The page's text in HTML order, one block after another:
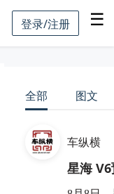
登录/注册 ☰
全部 图文
车纵横
星海